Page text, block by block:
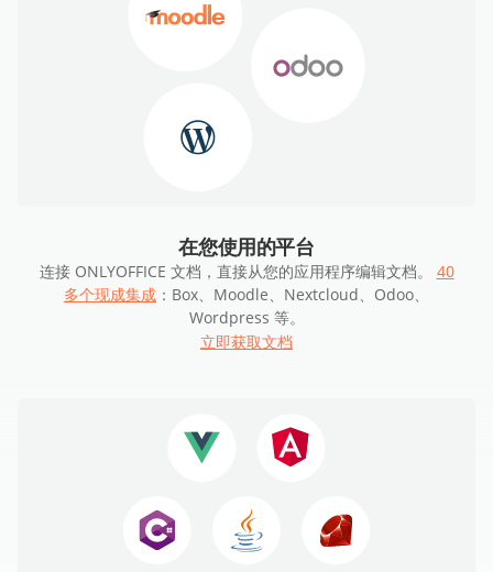
在您使用的平台
连接 ONLYOFFICE 文档，直接从您的应用程序编辑文档。 40
多个现成集成 ：Box、Moodle、Nextcloud、Odoo、
Wordpress 等。
立即获取文档